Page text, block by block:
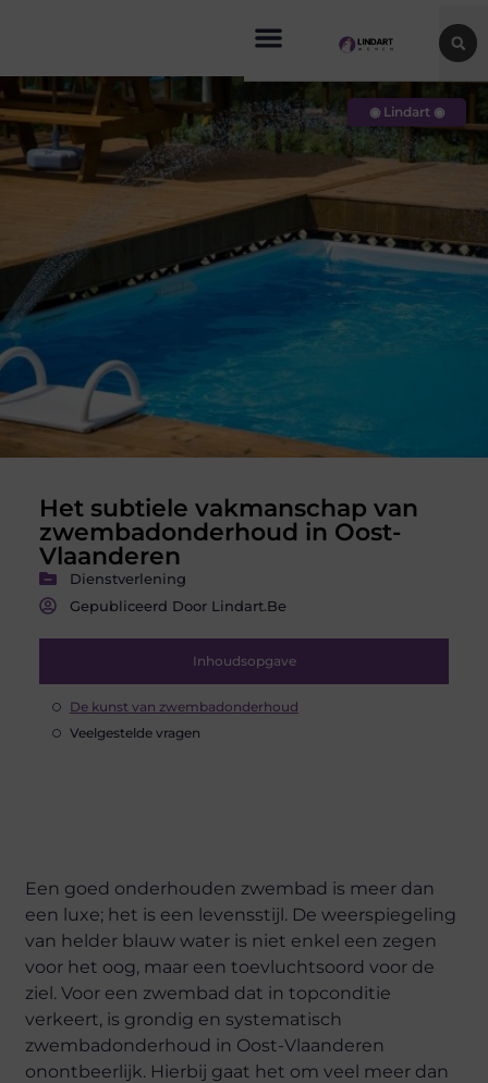
Het subtiele vakmanschap van
zwembadonderhoud in Oost-
Vlaanderen
Dienstverlening
Gepubliceerd Door Lindart.be
Inhoudsopgave
De kunst van zwembadonderhoud
Veelgestelde vragen
◉ Lindart ◉
Een goed onderhouden zwembad is meer dan
een luxe; het is een levensstijl. De weerspiegeling
van helder blauw water is niet enkel een zegen
voor het oog, maar een toevluchtsoord voor de
ziel. Voor een zwembad dat in topconditie
verkeert, is grondig en systematisch
zwembadonderhoud in Oost-Vlaanderen
onontbeerlijk. Hierbij gaat het om veel meer dan